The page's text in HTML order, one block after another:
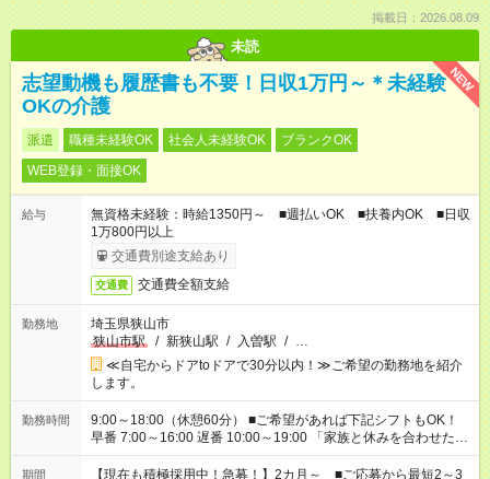
掲載日：2026.08.09
未読
NEW
志望動機も履歴書も不要！日収1万円～＊未経験
OKの介護
派遣 職種未経験OK 社会人未経験OK
ブランクOK
WEB登録・面接OK
給与
無資格未経験：時給1350円～ ■週払いOK ■扶養内OK ■日収
1万800円以上
交通費別途支給あり
交通費 交通費全額支給
勤務地
埼玉県狭山市
狭山市駅
/ 新狭山駅 / 入曽駅 / …
≪自宅からドアtoドアで30分以内！≫ご希望の勤務地を紹介
します。
勤務時間
9:00～18:00（休憩60分） ■ご希望があれば下記シフトもOK！
早番 7:00～16:00 遅番 10:00～19:00 「家族と休みを合わせた
い」 「余裕を持って夕飯の準備がしたい」 「できれば残業はし
たくない」 など、ご希望を教えてくださいね。 ※Wワーク希望
期間 【現在も積極採用中！急募！】2カ月～ ■ご応募から最短2～3